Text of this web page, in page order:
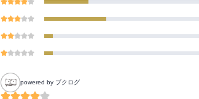
powered by ブクログ